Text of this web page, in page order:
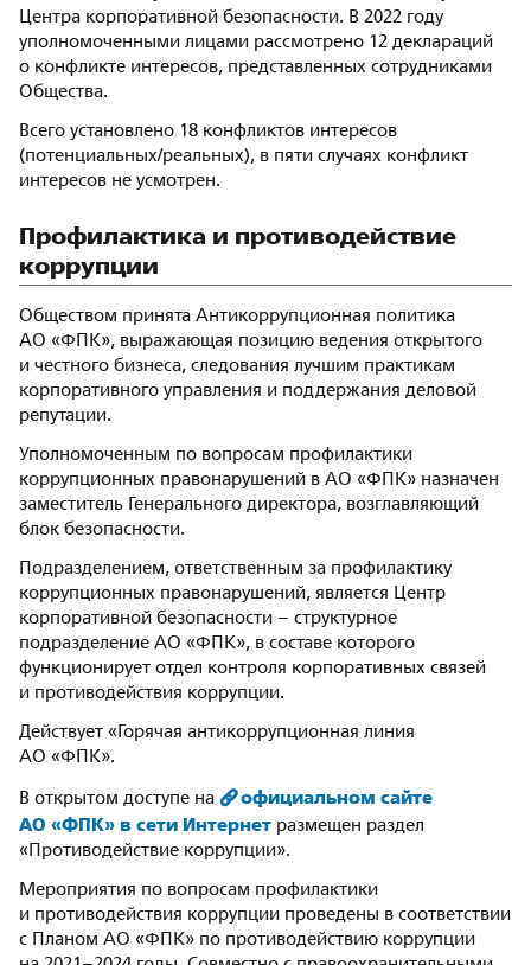
Центра корпоративной безопасности. В 2022 году
уполномоченными лицами рассмотрено 12 деклараций
о конфликте интересов, представленных сотрудниками
Общества.
Всего установлено 18 конфликтов интересов
(потенциальных/реальных), в пяти случаях конфликт
интересов не усмотрен.
Профилактика и противодействие
коррупции
Обществом принята Антикоррупционная политика
АО «ФПК», выражающая позицию ведения открытого
и честного бизнеса, следования лучшим практикам
корпоративного управления и поддержания деловой
репутации.
Уполномоченным по вопросам профилактики
коррупционных правонарушений в АО «ФПК» назначен
заместитель Генерального директора, возглавляющий
блок безопасности.
Подразделением, ответственным за профилактику
коррупционных правонарушений, является Центр
корпоративной безопасности – структурное
подразделение АО «ФПК», в составе которого
функционирует отдел контроля корпоративных связей
и противодействия коррупции.
Действует «Горячая антикоррупционная линия
АО «ФПК».
В открытом доступе на
официальном сайте
АО «ФПК» в сети Интернет размещен раздел
«Противодействие коррупции».
Мероприятия по вопросам профилактики
и противодействия коррупции проведены в соответствии
с Планом АО «ФПК» по противодействию коррупции